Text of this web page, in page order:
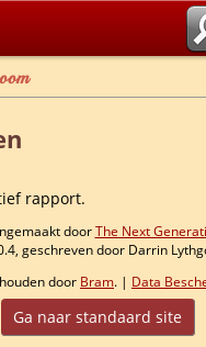
rapport.
doorThe Next
geschreven door Darrin
door Bram. | Data
Ga naar standaard site